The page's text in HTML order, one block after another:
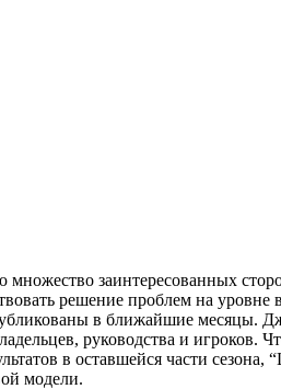
заинтересованных
решение проблем на уровне
в ближайшие месяцы.
руководства и игроков.
в оставшейся части сезона,
модели.